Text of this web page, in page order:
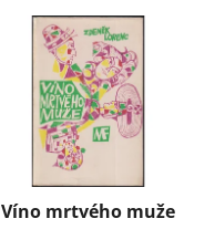
Víno mrtvého muže